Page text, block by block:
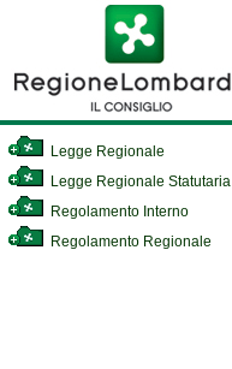
Legge Regionale
Legge Regionale Statutaria
Regolamento Interno
Regolamento Regionale